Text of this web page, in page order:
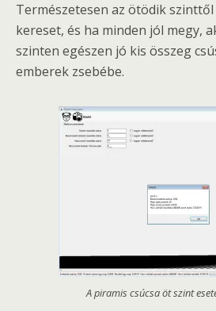
Természetesen az ötödik
kereset, és ha minden jól megy,
szinten egészen jó kis összeg
emberek zsebébe.
A piramis csúcsa öt szint